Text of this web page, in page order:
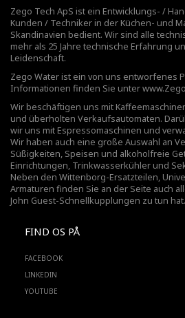
Zego Tech ApS ist ein Entwicklungs- /
Kunden / Techniker in der Küchen- und
Skandinavien bedient. Wir sind alle
mehr als 25 Jahre technische Erfahrung
Leidenschaft.
Zego Water ist ein von uns entworfenes
Informationen finden Sie unter
Wir beschäftigen uns mit
und überholten Verkaufsautomaten.
wir uns mit Espressomaschinen und
Wir haben auch eine große Auswahl an
Süßigkeiten, Speisen und alkoholfreie
Einrichtungen, Trinkwasserkühler und
Neben den Wittenborg-Ersatzteilen,
Armaturen finden Sie an der Seite auch
John Guest-Schnellkupplungen zu tun hat.
FIND OS PÅ
FACEBOOK
LINKEDIN
YOUTUBE